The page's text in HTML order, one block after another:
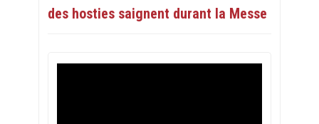
des hosties saignent durant la Messe